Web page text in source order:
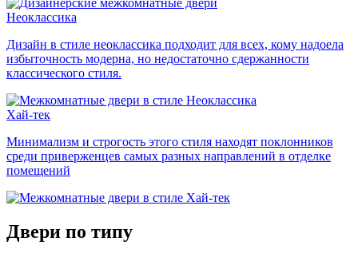
Неоклассика
Дизайн в стиле неоклассика подходит для всех, кому надоела
избыточность модерна, но недостаточно сдержанности
классического стиля.
Хай-тек
Минимализм и строгость этого стиля находят поклонников
среди приверженцев самых разных направлений в отделке
помещений
Двери по типу